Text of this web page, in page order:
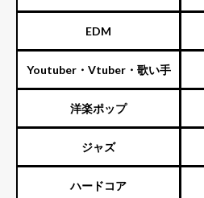
EDM
Youtuber・Vtuber・歌い手
洋楽ポップ
ジャズ
ハードコア